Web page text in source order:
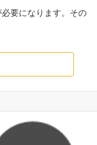
要になります。その